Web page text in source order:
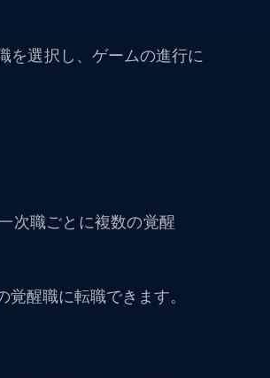
を選択し、ゲームの進行に
次職ごとに複数の覚醒
醒職に転職できます。